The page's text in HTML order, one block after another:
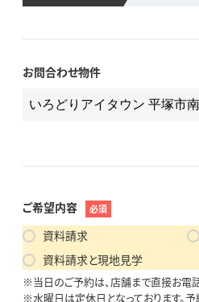
お問合わせ物件
ご希望内容 必須
資料請求
資料請求と現地見学
※当日のご予約は、店舗まで直接お電
※水曜日は定休日となっております。